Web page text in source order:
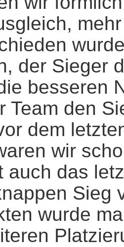
der Sieger
besseren
Team den
dem
wir
auch das
Sieg
wurde